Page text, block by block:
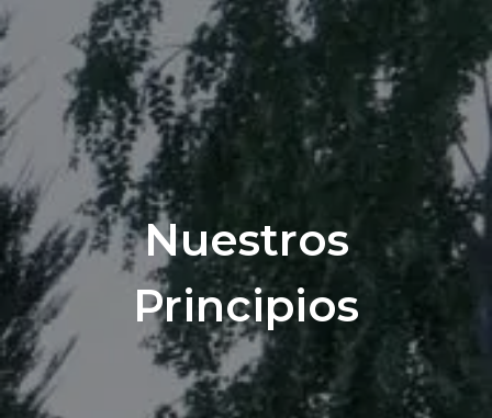
Nuestros
Principios